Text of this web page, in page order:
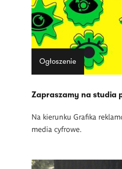
Ogłoszenie
Zapraszamy na studia
Na kierunku Grafika
media cyfrowe.